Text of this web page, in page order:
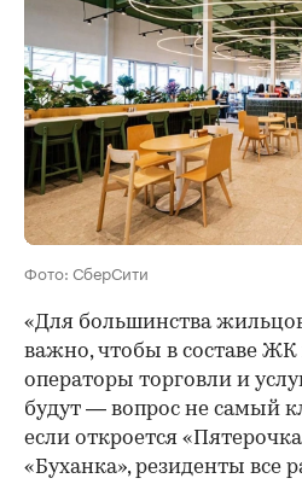
Фото: СберСити
«Для большинства
важно, чтобы в составе
операторы торговли и
будут — вопрос не самый
если откроется
«Буханка», резиденты все